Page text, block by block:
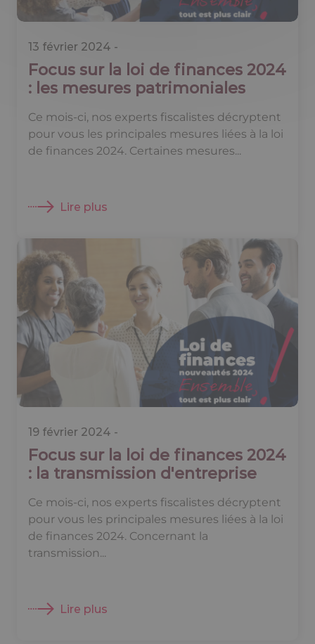
13 février 2024 -
Focus sur la loi de finances 2024
: les mesures patrimoniales
Ce mois-ci, nos experts fiscalistes décryptent
pour vous les principales mesures liées à la loi
de finances 2024. Certaines mesures...
Lire plus
19 février 2024 -
Focus sur la loi de finances 2024
: la transmission d'entreprise
Ce mois-ci, nos experts fiscalistes décryptent
pour vous les principales mesures liées à la loi
de finances 2024. Concernant la
transmission...
Lire plus